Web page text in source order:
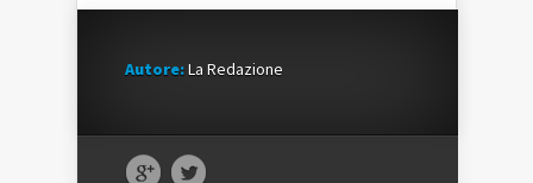
Autore:La Redazione